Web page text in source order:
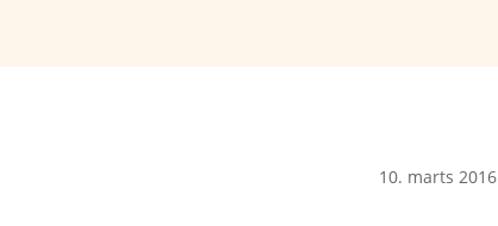
10. marts 2016